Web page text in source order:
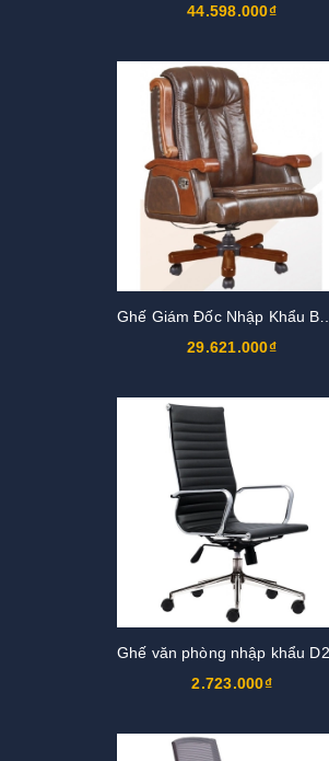
44.598.000₫
29.621.000₫
2.723.000₫